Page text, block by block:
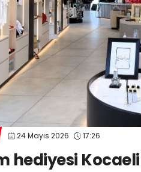
24 Mayıs 2026 17:26
hediyesi